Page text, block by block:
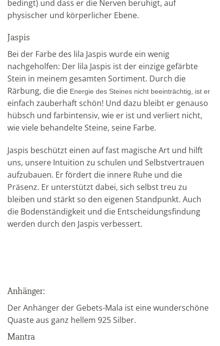
bedingt) und dass er die Nerven beruhigt, auf
physischer und körperlicher Ebene.
Jaspis
Bei der Farbe des lila Jaspis wurde ein wenig
nachgeholfen: Der lila Jaspis ist der einzige gefärbte
Stein in meinem gesamten Sortiment. Durch die
Rärbung, die die Energie des Steines nicht beeinträchtig, ist er
einfach zauberhaft schön! Und dazu bleibt er genauso
hübsch und farbintensiv, wie er ist und verliert nicht,
wie viele behandelte Steine, seine Farbe.
Jaspis beschützt einen auf fast magische Art und hilft
uns, unsere Intuition zu schulen und Selbstvertrauen
aufzubauen. Er fördert die innere Ruhe und die
Präsenz. Er unterstützt dabei, sich selbst treu zu
bleiben und stärkt so den eigenen Standpunkt. Auch
die Bodenständigkeit und die Entscheidungsfindung
werden durch den Jaspis verbessert.
Anhänger:
Der Anhänger der Gebets-Mala ist eine wunderschöne
Quaste aus ganz hellem 925 Silber.
Mantra